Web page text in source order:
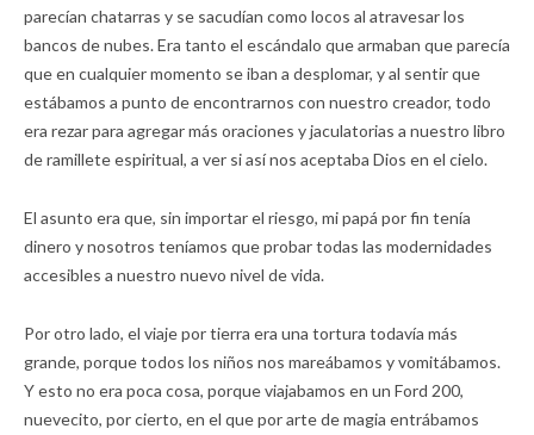
parecían chatarras y se sacudían como locos al atravesar los
bancos de nubes. Era tanto el escándalo que armaban que parecía
que en cualquier momento se iban a desplomar, y al sentir que
estábamos a punto de encontrarnos con nuestro creador, todo
era rezar para agregar más oraciones y jaculatorias a nuestro libro
de ramillete espiritual, a ver si así nos aceptaba Dios en el cielo.
El asunto era que, sin importar el riesgo, mi papá por fin tenía
dinero y nosotros teníamos que probar todas las modernidades
accesibles a nuestro nuevo nivel de vida.
Por otro lado, el viaje por tierra era una tortura todavía más
grande, porque todos los niños nos mareábamos y vomitábamos.
Y esto no era poca cosa, porque viajabamos en un Ford 200,
nuevecito, por cierto, en el que por arte de magia entrábamos